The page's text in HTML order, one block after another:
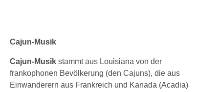
Cajun-Musik
Cajun-Musik stammt aus Louisiana von der
frankophonen Bevölkerung (den Cajuns), die aus
Einwanderern aus Frankreich und Kanada (Acadia)